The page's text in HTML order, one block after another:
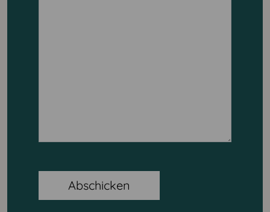
Abschicken